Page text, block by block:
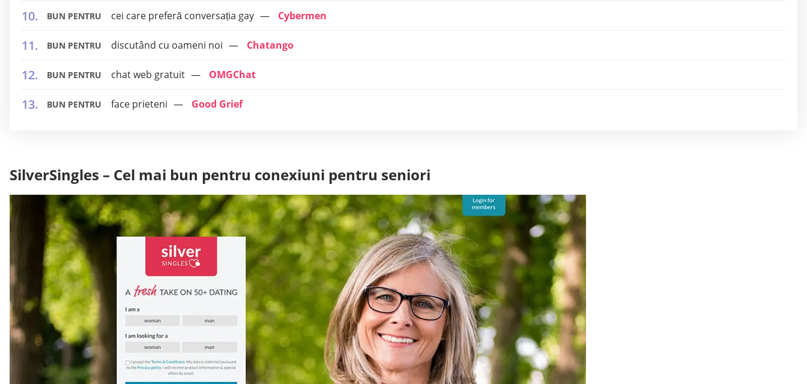
BUN PENTRU cei care preferă conversația gay Cybermen
BUN PENTRU discutând cu oameni noi Chatango
BUN PENTRU chat web gratuit OMGChat
BUN PENTRU face prieteni Good Grief
SilverSingles – Cel mai bun pentru conexiuni pentru seniori